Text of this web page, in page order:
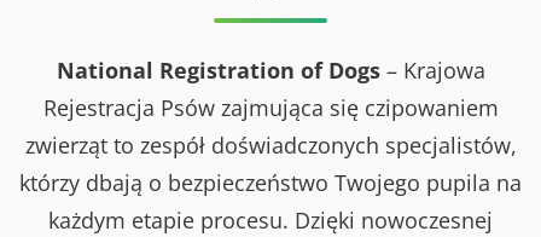
National Registration of Dogs– Krajowa
Rejestracja Psów zajmująca się czipowaniem
zwierząt to zespół doświadczonych specjalistów,
którzy dbają o bezpieczeństwo Twojego pupila na
każdym etapie procesu. Dzięki nowoczesnej